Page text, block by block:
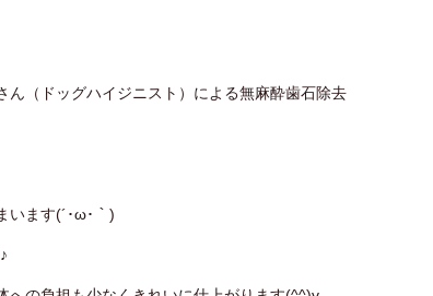
（ドッグハイジニスト）による無麻酔歯石除去
います(´･ω･｀)